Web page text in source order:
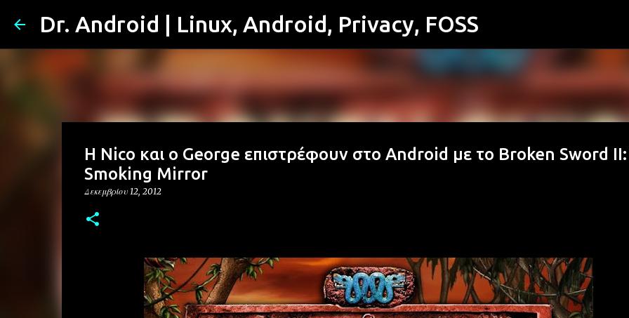
Μετάβαση στο κύριο περιεχόμενο
Dr. Android | Linux, Android, Privacy, FOSS
Η Nico και ο George επιστρέφουν στο Android με το Broken Sword II:
Smoking Mirror
Δεκεμβρίου 12, 2012